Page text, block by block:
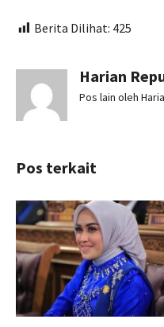
Berita Dilihat: 425
Harian
Pos lain oleh
Pos terkait